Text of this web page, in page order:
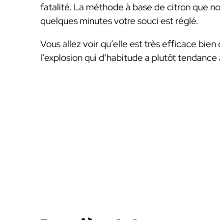
fatalité. La méthode à base de citron que
quelques minutes votre souci est réglé.
Vous allez voir qu’elle est très efficace
l’explosion qui d’habitude a plutôt